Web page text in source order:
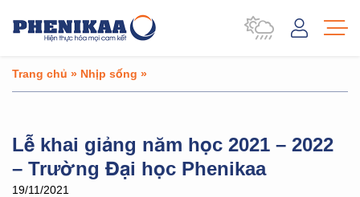
Trang chủ » Nhịp sống »
Lễ khai giảng năm học 2021 – 2022
– Trường Đại học Phenikaa
19/11/2021